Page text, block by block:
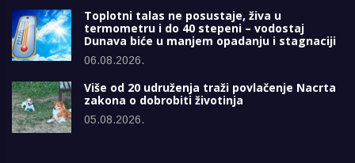
Toplotni talas ne posustaje, živa u
termometru i do 40 stepeni – vodostaj
Dunava biće u manjem opadanju i stagnaciji
06.08.2026.
Više od 20 udruženja traži povlačenje Nacrta
zakona o dobrobiti životinja
05.08.2026.